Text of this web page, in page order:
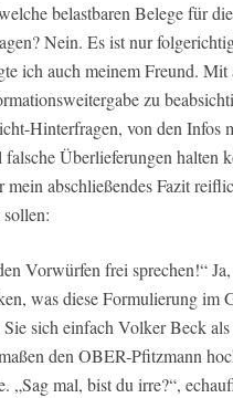
belastbaren Belege für
Nein. Es ist nur
ich auch meinem Freund.
zu
Hinterfragen, von den
falsche Überlieferungen halten
mein abschließendes Fazit
Vorwürfen frei sprechen!“
was diese Formulierung im
sich einfach Volker Beck
den OBER-Pfitzmann
„Sag mal, bist du irre?“,